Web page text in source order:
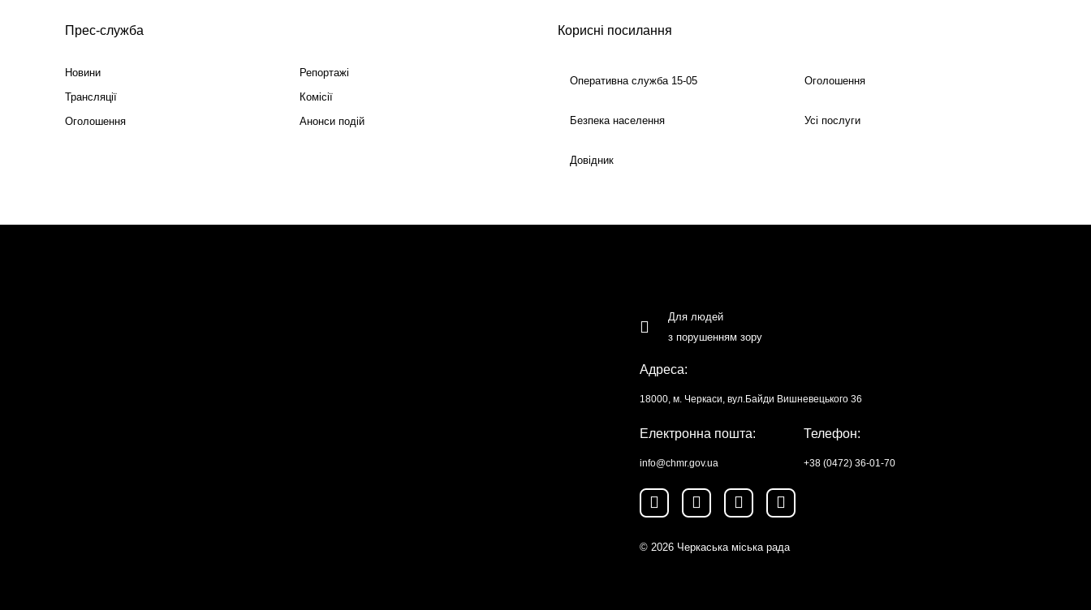
Прес-служба
Новини
Репортажі
Трансляції
Комісії
Оголошення
Анонси подій
Корисні посилання
Оперативна служба 15-05 Оголошення
Безпека населення Усі послуги
Довідник
Для людей
з порушенням зору
Адреса:
18000, м. Черкаси, вул.Байди Вишневецького 36
Електронна пошта:
info@chmr.gov.ua
Телефон:
+38 (0472) 36-01-70
© 2026 Черкаська міська рада